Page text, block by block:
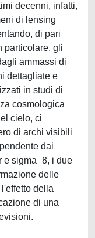
decenni, infatti,
di lensing
di pari
particolare, gli
ammassi di
dettagliate e
in studi di
cosmologica
cielo, ci
di archi visibili
dai
e sigma_8, i due
delle
della
di una